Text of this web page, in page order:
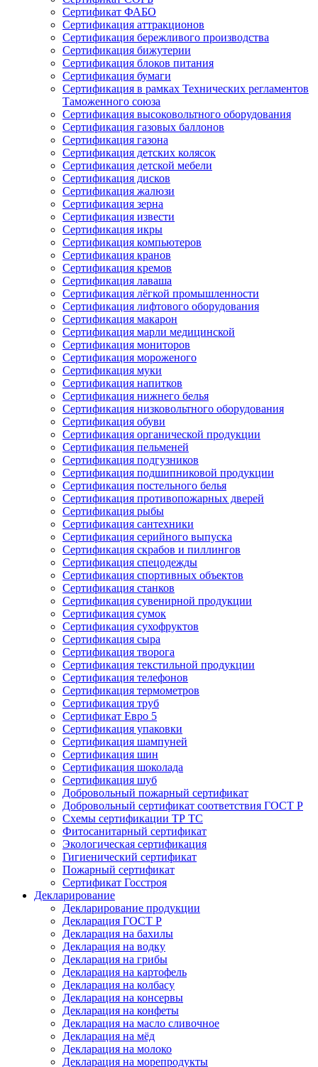
Сертификат ФАБО
Сертификация аттракционов
Сертификация бережливого производства
Сертификация бижутерии
Сертификация блоков питания
Сертификация бумаги
Сертификация в рамках Технических регламентов
Таможенного союза
Сертификация высоковольтного оборудования
Сертификация газовых баллонов
Сертификация газона
Сертификация детских колясок
Сертификация детской мебели
Сертификация дисков
Сертификация жалюзи
Сертификация зерна
Сертификация извести
Сертификация икры
Сертификация компьютеров
Сертификация кранов
Сертификация кремов
Сертификация лаваша
Сертификация лёгкой промышленности
Сертификация лифтового оборудования
Сертификация макарон
Сертификация марли медицинской
Сертификация мониторов
Сертификация мороженого
Сертификация муки
Сертификация напитков
Сертификация нижнего белья
Сертификация низковольтного оборудования
Сертификация обуви
Сертификация органической продукции
Сертификация пельменей
Сертификация подгузников
Сертификация подшипниковой продукции
Сертификация постельного белья
Сертификация противопожарных дверей
Сертификация рыбы
Сертификация сантехники
Сертификация серийного выпуска
Сертификация скрабов и пиллингов
Сертификация спецодежды
Сертификация спортивных объектов
Сертификация станков
Сертификация сувенирной продукции
Сертификация сумок
Сертификация сухофруктов
Сертификация сыра
Сертификация творога
Сертификация текстильной продукции
Сертификация телефонов
Сертификация термометров
Сертификация труб
Сертификат Евро 5
Сертификация упаковки
Сертификация шампуней
Сертификация шин
Сертификация шоколада
Сертификация шуб
Добровольный пожарный сертификат
Добровольный сертификат соответствия ГОСТ Р
Схемы сертификации ТР ТС
Фитосанитарный сертификат
Экологическая сертификация
Гигиенический сертификат
Пожарный сертификат
Сертификат Госстроя
Декларирование
Декларирование продукции
Декларация ГОСТ Р
Декларация на бахилы
Декларация на водку
Декларация на грибы
Декларация на картофель
Декларация на колбасу
Декларация на консервы
Декларация на конфеты
Декларация на масло сливочное
Декларация на мёд
Декларация на молоко
Декларация на морепродукты